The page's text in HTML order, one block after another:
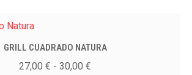
GRILL CUADRADO NATURA
27,00 € - 30,00 €